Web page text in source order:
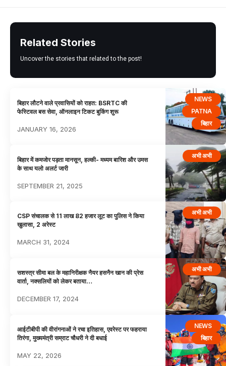
Related Stories
Uncover the stories that related to the post!
NEWS
PATNA
बिहार
बिहार लौटने वाले प्रवासियों को राहत: BSRTC की
फेस्टिवल बस सेवा, ऑनलाइन टिकट बुकिंग शुरू
JANUARY 16, 2026
अभी अभी
बिहार में कमजोर पड़ता मानसून, हल्की- मध्यम बारिश और उमस
के साथ यलो अलर्ट जारी
SEPTEMBER 21, 2025
अभी अभी
CSP संचालक से 11 लाख 82 हजार लूट का पुलिस ने किया
खुलासा, 2 अरेस्ट
MARCH 31, 2024
अभी अभी
सशस्त्र सीमा बल के महानिरीक्षक नैयर हसनैन खान की प्रेस
वार्ता, नक्सलियों को लेकर बताया…
DECEMBER 17, 2024
NEWS
बिहार
आईटीबीपी की वीरांगनाओं ने रचा इतिहास, एवरेस्ट पर फहराया
तिरंगा, मुख्यमंत्री सम्राट चौधरी ने दी बधाई
MAY 22, 2026